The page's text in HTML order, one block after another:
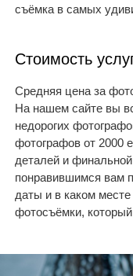
съёмка в самых
Стоимость
Средняя цена за
На нашем сайте вы
недорогих
фотографов от 2000
деталей и
понравившимся вам
даты и в каком
фотосъёмки,